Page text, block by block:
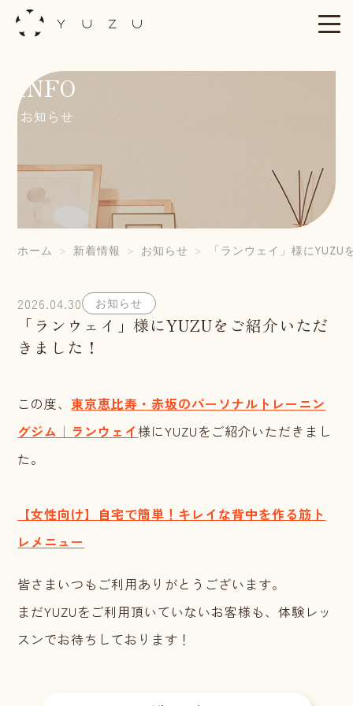
INFO
お知らせ
ホーム 新着情報 お知らせ 「ランウェイ」様に
2026.04.30 お知らせ
「ランウェイ」様にYUZUをご紹介いただ
きました！
この度、東京恵比寿・赤坂のパーソナルトレーニン
グジム｜ランウェイ様にYUZUをご紹介いただきまし
た。
【女性向け】自宅で簡単！キレイな背中を作る筋ト
レメニュー
皆さまいつもご利用ありがとうございます。
まだYUZUをご利用頂いていないお客様も、体験レッ
スンでお待ちしております！